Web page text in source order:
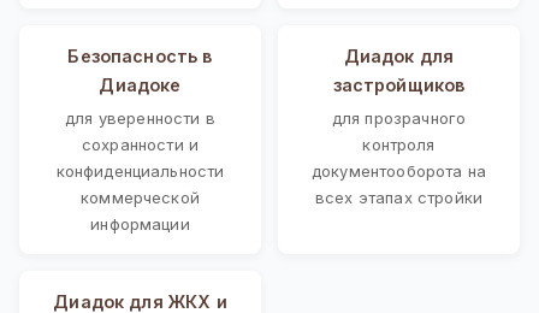
Безопасность в
Диадоке
для уверенности в
сохранности и
конфиденциальности
коммерческой
информации
Диадок для
застройщиков
для прозрачного
контроля
документооборота на
всех этапах стройки
Диадок для ЖКХ и